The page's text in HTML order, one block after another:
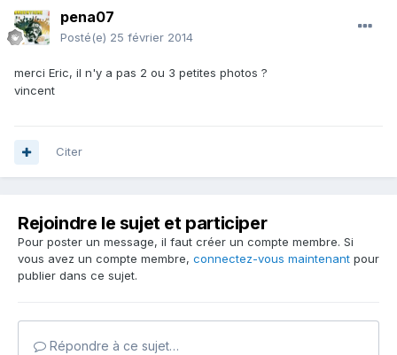
pena07
Posté(e) 25 février 2014
merci Eric, il n'y a pas 2 ou 3 petites photos ?
vincent
Citer
Rejoindre le sujet et participer
Pour poster un message, il faut créer un compte membre. Si
vous avez un compte membre, connectez-vous maintenant pour
publier dans ce sujet.
Répondre à ce sujet…